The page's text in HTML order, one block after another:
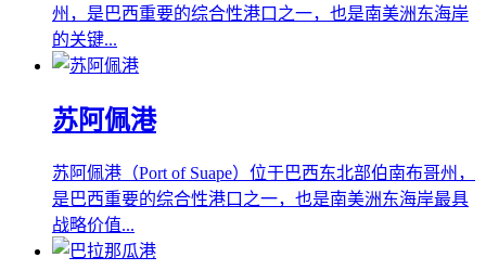
州，是巴西重要的综合性港口之一，也是南美洲东海岸
的关键...
苏阿佩港
苏阿佩港（Port of Suape）位于巴西东北部伯南布哥州，
是巴西重要的综合性港口之一，也是南美洲东海岸最具
战略价值...